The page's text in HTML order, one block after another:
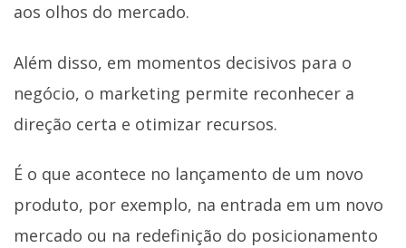
aos olhos do mercado.
Além disso, em momentos decisivos para o
negócio, o marketing permite reconhecer a
direção certa e otimizar recursos.
É o que acontece no lançamento de um novo
produto, por exemplo, na entrada em um novo
mercado ou na redefinição do posicionamento